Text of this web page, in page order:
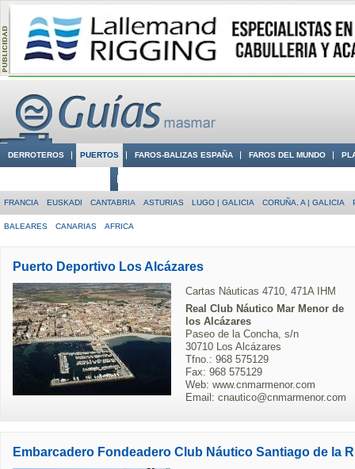
DERROTEROS PUERTOS FAROS-BALIZAS ESPAÑA FAROS DEL MUNDO
FRANCIA EUSKADI CANTABRIA ASTURIAS LUGO | GALICIA CORUÑA, A | GALICIA
BALEARES CANARIAS AFRICA
Puerto Deportivo Los Alcázares
Cartas Náuticas 4710, 471A IHM
Real Club Náutico Mar Menor de
los Alcázares
Paseo de la Concha, s/n
30710 Los Alcázares
Tfno.: 968 575129
Fax: 968 575129
Web: www.cnmarmenor.com
Email: cnautico@cnmarmenor.com
Embarcadero Fondeadero Club Náutico Santiago de la